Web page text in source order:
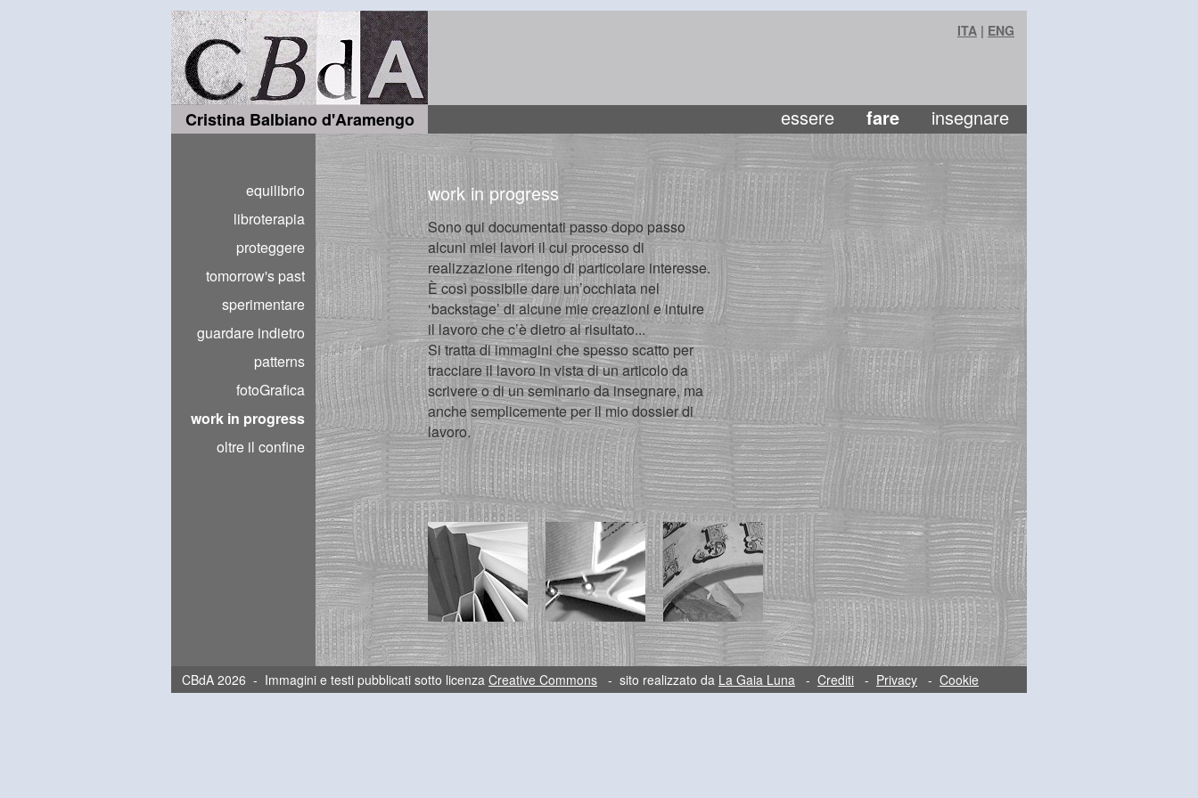
ITA | ENG
Cristina Balbiano d'Aramengo essere fare insegnare
equilibrio
libroterapia
proteggere
tomorrow's past
sperimentare
guardare indietro
patterns
fotoGrafica
work in progress
oltre il confine
work in progress
Sono qui documentati passo dopo passo
alcuni miei lavori il cui processo di
realizzazione ritengo di particolare interesse.
È così possibile dare un’occhiata nel
‘backstage’ di alcune mie creazioni e intuire
il lavoro che c’è dietro al risultato...
Si tratta di immagini che spesso scatto per
tracciare il lavoro in vista di un articolo da
scrivere o di un seminario da insegnare, ma
anche semplicemente per il mio dossier di
lavoro.
CBdA 2026 - Immagini e testi pubblicati sotto licenza Creative Commons - sito realizzato da La Gaia Luna - Crediti - Privacy - Cookie